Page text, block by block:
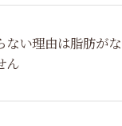
ない理由は脂肪がな
ん